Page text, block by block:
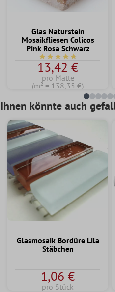
Glas Naturstein
Mosaikfliesen Colicos
Pink Rosa Schwarz
Durchschnittliche
13,42 €
pro Matte
(m² = 138,35 €)
Ihnen könnte auch
Glasmosaik Bordüre Lila
Stäbchen
1,06 €
pro Stück